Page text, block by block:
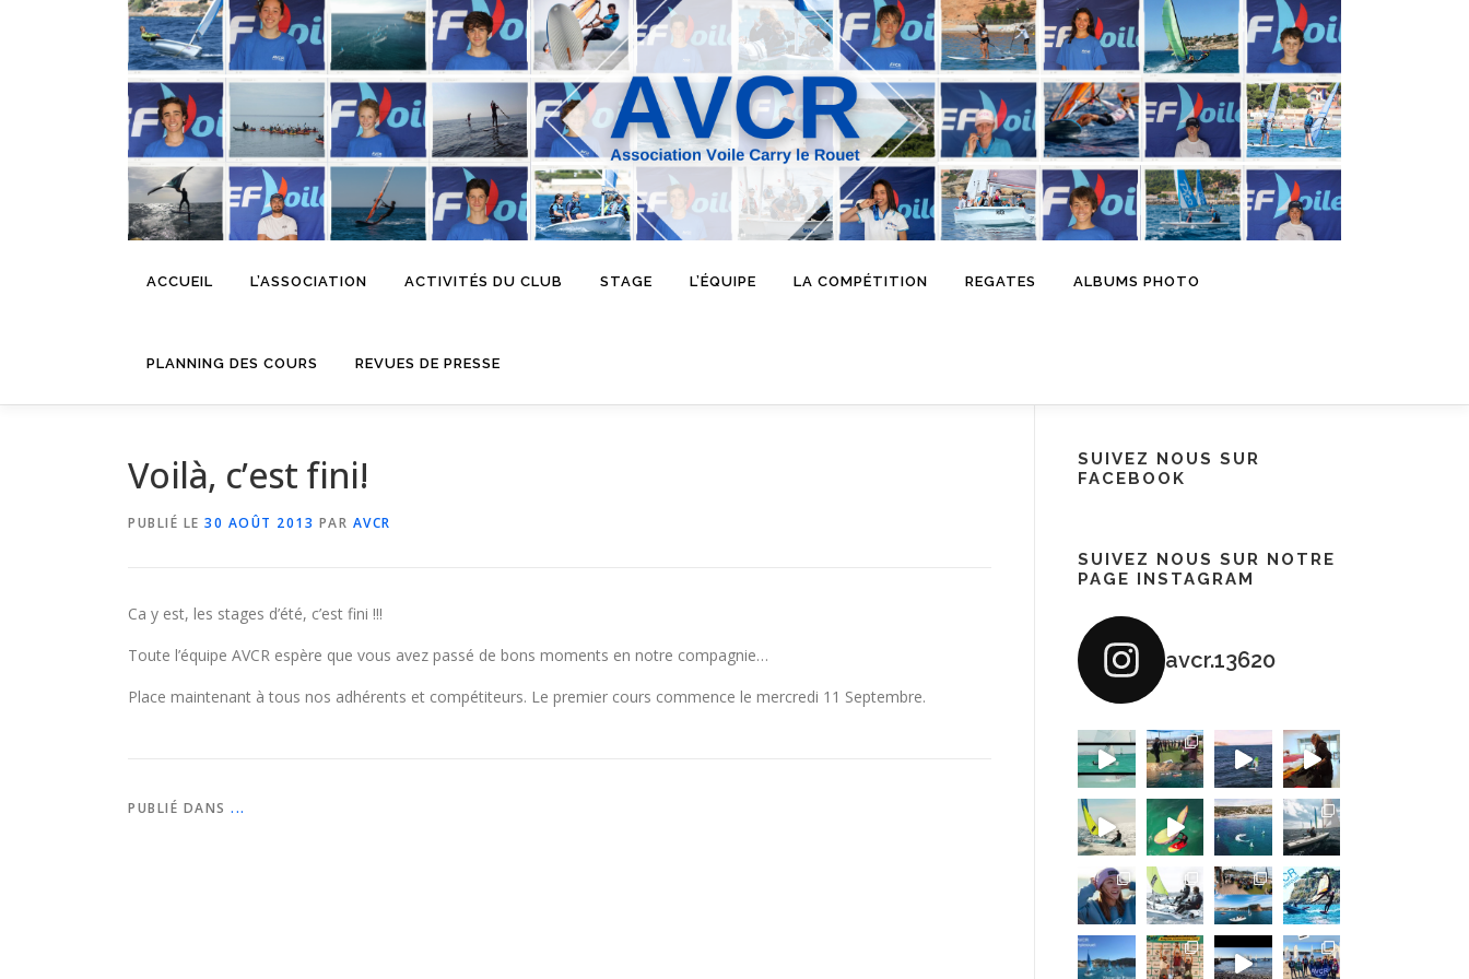
ACCUEIL L’ASSOCIATION ACTIVITÉS DU CLUB STAGE L’ÉQUIPE LA COMPÉTITION REGATES ALBUMS PHOTO
PLANNING DES COURS REVUES DE PRESSE
Voilà, c’est fini!
PUBLIÉ LE 30 AOÛT 2013 PAR AVCR
Ca y est, les stages d’été, c’est fini !!!
Toute l’équipe AVCR espère que vous avez passé de bons moments en notre compagnie…
Place maintenant à tous nos adhérents et compétiteurs. Le premier cours commence le mercredi 11 Septembre.
PUBLIÉ DANS ...
SUIVEZ NOUS SUR
FACEBOOK
SUIVEZ NOUS SUR NOTRE
PAGE INSTAGRAM
avcr.13620